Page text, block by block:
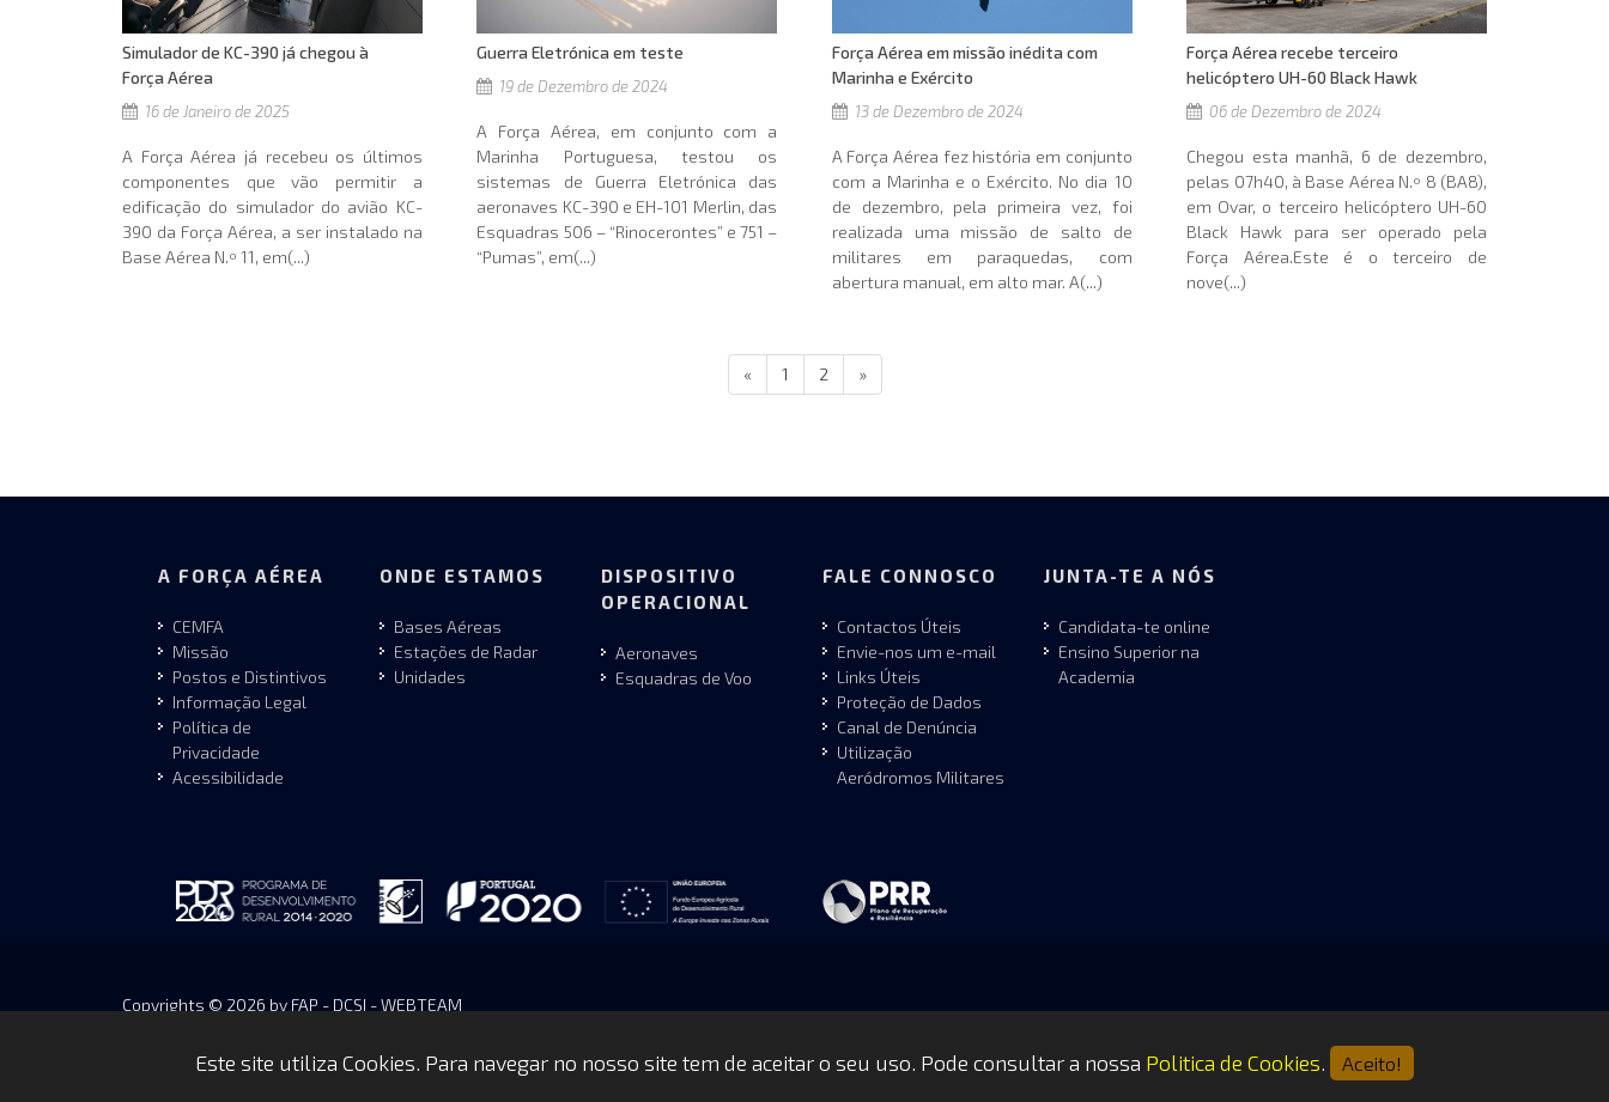
Simulador de KC-390 já chegou à
Força Aérea
16 de Janeiro de 2025
A Força Aérea já recebeu os últimos
componentes que vão permitir a
edificação do simulador do avião KC-
390 da Força Aérea, a ser instalado na
Base Aérea N.º 11, em(...)
Guerra Eletrónica em teste
19 de Dezembro de 2024
A Força Aérea, em conjunto com a
Marinha Portuguesa, testou os
sistemas de Guerra Eletrónica das
aeronaves KC-390 e EH-101 Merlin, das
Esquadras 506 – “Rinocerontes” e 751 –
“Pumas”, em(...)
Força Aérea em missão inédita com
Marinha e Exército
13 de Dezembro de 2024
A Força Aérea fez história em conjunto
com a Marinha e o Exército. No dia 10
de dezembro, pela primeira vez, foi
realizada uma missão de salto de
militares em paraquedas, com
abertura manual, em alto mar. A(...)
Força Aérea recebe terceiro
helicóptero UH-60 Black Hawk
06 de Dezembro de 2024
Chegou esta manhã, 6 de dezembro,
pelas 07h40, à Base Aérea N.º 8 (BA8),
em Ovar, o terceiro helicóptero UH-60
Black Hawk para ser operado pela
Força Aérea.Este é o terceiro de
nove(...)
« 1 2 »
A FORÇA AÉREA
CEMFA
Missão
Postos e Distintivos
Informação Legal
Política de
Privacidade
Acessibilidade
ONDE ESTAMOS
Bases Aéreas
Estações de Radar
Unidades
DISPOSITIVO
OPERACIONAL
Aeronaves
Esquadras de Voo
FALE CONNOSCO
Contactos Úteis
Envie-nos um e-mail
Links Úteis
Proteção de Dados
Canal de Denúncia
Utilização
Aeródromos Militares
JUNTA-TE A NÓS
Candidata-te online
Ensino Superior na
Academia
Copyrights © 2026 by FAP - DCSI - WEBTEAM
Este site utiliza Cookies. Para navegar no nosso site tem de aceitar o seu uso. Pode consultar a nossa Politica de Cookies. Aceito!